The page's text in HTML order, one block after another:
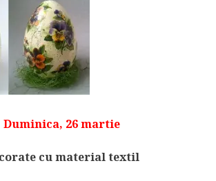
Duminica, 26 martie
cu material textil